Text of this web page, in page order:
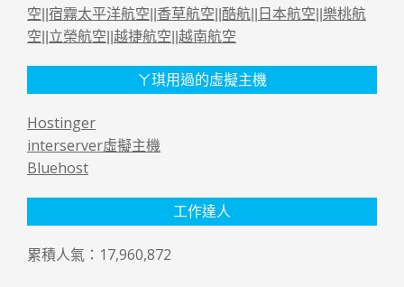
空 宿霧太平洋航空 香草航空 酷航 日本航空 樂桃航
空 立榮航空 越捷航空 越南航空
ㄚ琪用過的虛擬主機
Hostinger
interserver虛擬主機
Bluehost
工作達人
累積人氣：17,960,872